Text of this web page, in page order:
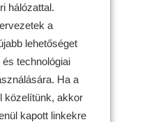
hálózattal.
a
lehetőséget
technológiai
Ha a
közelítünk, akkor
kapott linkekre